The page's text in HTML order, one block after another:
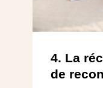
4. La
de